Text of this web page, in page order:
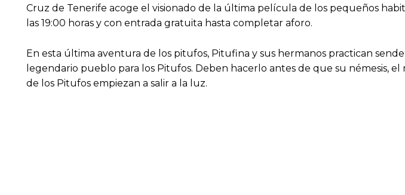
Cruz de Tenerife acoge el visionado de la última película de los pequeños
las 19:00 horas y con entrada gratuita hasta completar aforo.
En esta última aventura de los pitufos, Pitufi­na y sus hermanos practican
legendario pueblo para los Pitufos. Deben hacerlo antes de que su némesis,
de los Pitufos empiezan a salir a la luz.